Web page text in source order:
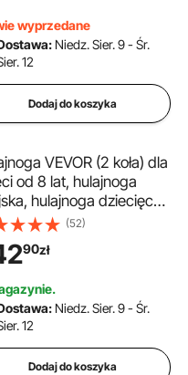
do 100 kg, czarno-
wyprzedane
Niedz. Sier. 9 - Śr.
12
Dodaj do koszyka
VEVOR (2 koła) dla
od 8 lat, hulajnoga
hulajnoga dziecięca,
uliczna z
wysokością
i antypoślizgową
do 100 kg, czarno-
(52)
90zł
Niedz. Sier. 9 - Śr.
12
Dodaj do koszyka